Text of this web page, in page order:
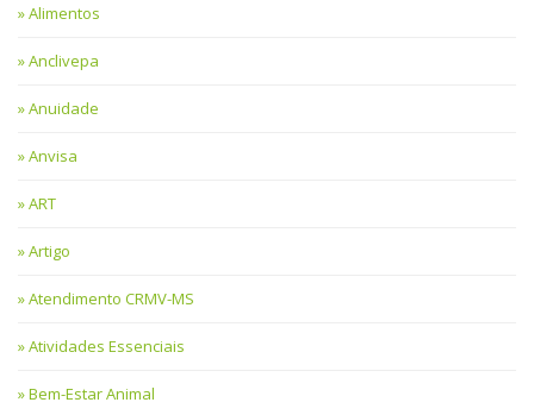
Alimentos
Anclivepa
Anuidade
Anvisa
ART
Artigo
Atendimento CRMV-MS
Atividades Essenciais
Bem-Estar Animal